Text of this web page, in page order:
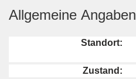
Allgemeine Angaben
Standort:
Zustand: